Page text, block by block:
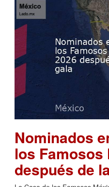
Nominados
los Famosos
después de